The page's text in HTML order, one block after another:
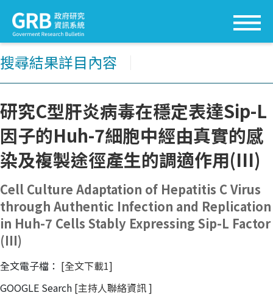
搜尋結果詳目內容
研究C型肝炎病毒在穩定表達Sip-L
因子的Huh-7細胞中經由真實的感
染及複製途徑產生的調適作用(III)
Cell Culture Adaptation of Hepatitis C Virus
through Authentic Infection and Replication
in Huh-7 Cells Stably Expressing Sip-L Factor
(III)
全文電子檔： [全文下載1]
GOOGLE Search [主持人聯絡資訊]